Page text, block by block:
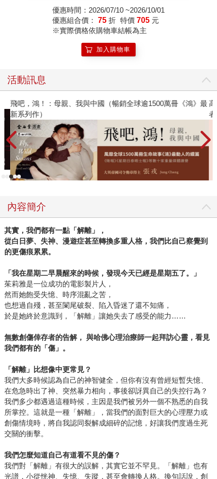
值的10堂創業課
優惠時間：2026/07/10 ~2026/10/01
優惠組合價： 75 折 特價 705 元
※實際價格依購物車結帳為主
加入購物車
活動訊息
飛吧，鴻！：母親、我與中國（暢銷全球逾1500萬冊《鴻》最
新系列作）
內容簡介
其實，我們都有一點「解離」，
從白日夢、失神、漫遊症甚至轉換多重人格，我們比自己察覺到
的更傷痕累累。
「我在星期二早晨醒來的時候，發現今天已經是星期五了。」
茱莉雅是一位成功的電影製片人，
然而她飽受失憶、時序混亂之苦，
也想過自殘，甚至闌尾破裂、陷入昏迷了還不知痛，
於是她終於意識到，「解離」讓她失去了感受的能力……
無數創傷倖存者的告解， 與哈佛心理治療師一起拜訪心靈，看見
我們都有的「傷」。
「解離」比想像中更常見？
我們大多時候認為自己的神智健全，但你有沒有曾經短暫失憶、
在危急時出了神、突然暴力相向，事後卻訝異自己的失控行為？
我們多少都遇過這種時候，主因是我們被另外一個不熟悉的自我
所掌控。這就是一種「解離」，當我們的面對巨大的心理壓力或
創傷情境時，將自我認同裂解成細碎的記憶，好讓我們度過生死
交關的衝擊。
我們怎麼知道自己有道看不見的傷？
我們對「解離」有很大的誤解，其實它並不罕見。「解離」也有
光譜，小從恍神、失憶、失蹤，甚至會轉換人格。換句話說，創